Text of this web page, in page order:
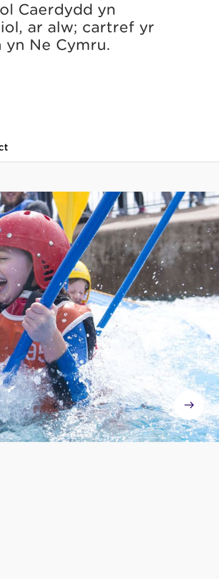
Caerdydd yn
ar alw; cartref yr
Ne Cymru.